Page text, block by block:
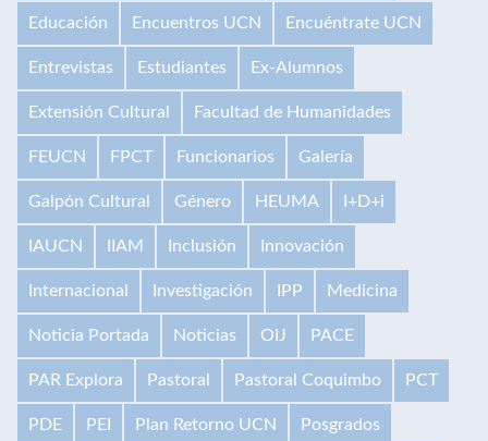
Educación Encuentros UCN Encuéntrate UCN
Entrevistas Estudiantes Ex-Alumnos
Extensión Cultural Facultad de Humanidades
FEUCN FPCT Funcionarios Galería
Galpón Cultural Género HEUMA I+D+i
IAUCN IIAM Inclusión Innovación
Internacional Investigación IPP Medicina
Noticia Portada Noticias OIJ PACE
PAR Explora Pastoral Pastoral Coquimbo PCT
PDE PEI Plan Retorno UCN Posgrados